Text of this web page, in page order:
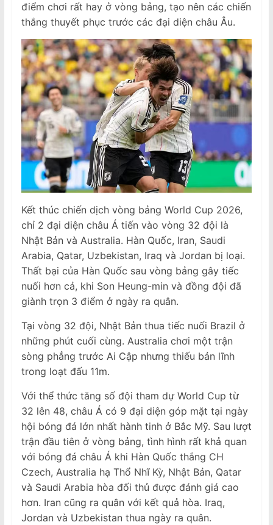
điểm chơi rất hay ở vòng bảng, tạo nên các chiến
thắng thuyết phục trước các đại diện châu Âu.
Kết thúc chiến dịch vòng bảng World Cup 2026,
chỉ 2 đại diện châu Á tiến vào vòng 32 đội là
Nhật Bản và Australia. Hàn Quốc, Iran, Saudi
Arabia, Qatar, Uzbekistan, Iraq và Jordan bị loại.
Thất bại của Hàn Quốc sau vòng bảng gây tiếc
nuối hơn cả, khi Son Heung-min và đồng đội đã
giành trọn 3 điểm ở ngày ra quân.
Tại vòng 32 đội, Nhật Bản thua tiếc nuối Brazil ở
những phút cuối cùng. Australia chơi một trận
sòng phẳng trước Ai Cập nhưng thiếu bản lĩnh
trong loạt đấu 11m.
Với thể thức tăng số đội tham dự World Cup từ
32 lên 48, châu Á có 9 đại diện góp mặt tại ngày
hội bóng đá lớn nhất hành tinh ở Bắc Mỹ. Sau lượt
trận đầu tiên ở vòng bảng, tình hình rất khả quan
với bóng đá châu Á khi Hàn Quốc thắng CH
Czech, Australia hạ Thổ Nhĩ Kỳ, Nhật Bản, Qatar
và Saudi Arabia hòa đối thủ được đánh giá cao
hơn. Iran cũng ra quân với kết quả hòa. Iraq,
Jordan và Uzbekistan thua ngày ra quân.